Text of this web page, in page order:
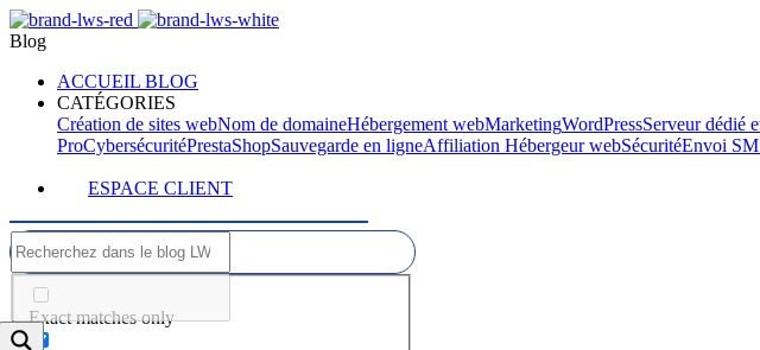
Blog
ACCUEIL BLOG
CATÉGORIES
Création de sites webNom de domaineHébergement webMarketingWordPressServeur dédié
ProCybersécuritéPrestaShopSauvegarde en ligneAffiliation Hébergeur webSécuritéEnvoi
ESPACE CLIENT
Exact matches only